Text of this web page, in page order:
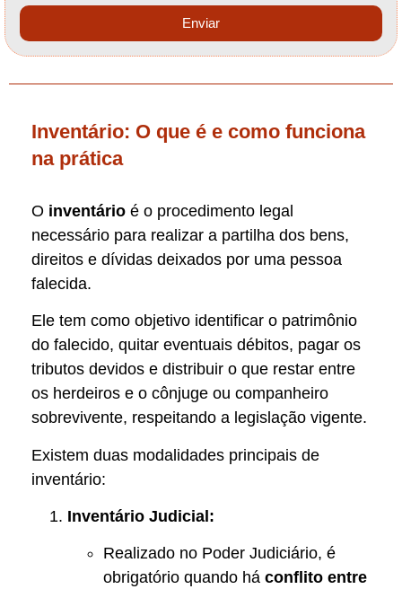
Enviar
Inventário: O que é e como funciona
na prática
O inventário é o procedimento legal
necessário para realizar a partilha dos bens,
direitos e dívidas deixados por uma pessoa
falecida.
Ele tem como objetivo identificar o patrimônio
do falecido, quitar eventuais débitos, pagar os
tributos devidos e distribuir o que restar entre
os herdeiros e o cônjuge ou companheiro
sobrevivente, respeitando a legislação vigente.
Existem duas modalidades principais de
inventário:
Inventário Judicial:
Realizado no Poder Judiciário, é
obrigatório quando há conflito entre